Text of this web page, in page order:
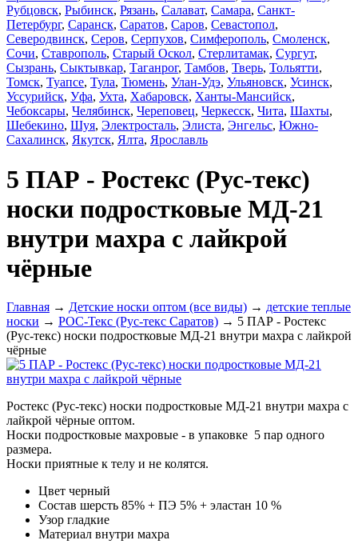
Рубцовск, Рыбинск, Рязань, Салават, Самара, Санкт-
Петербург, Саранск, Саратов, Саров, Севастопол,
Северодвинск, Серов, Серпухов, Симферополь, Смоленск,
Сочи, Ставрополь, Старый Оскол, Стерлитамак, Сургут,
Сызрань, Сыктывкар, Таганрог, Тамбов, Тверь, Тольятти,
Томск, Туапсе, Тула, Тюмень, Улан-Удэ, Ульяновск, Усинск,
Уссурийск, Уфа, Ухта, Хабаровск, Ханты-Мансийск,
Чебоксары, Челябинск, Череповец, Черкесск, Чита, Шахты,
Шебекино, Шуя, Электросталь, Элиста, Энгельс, Южно-
Сахалинск, Якутск, Ялта, Ярославль
5 ПАР - Ростекс (Рус-текс)
носки подростковые МД-21
внутри махра с лайкрой
чёрные
Главная → Детские носки оптом (все виды) → детские теплые
носки → РОС-Текс (Рус-текс Саратов) → 5 ПАР - Ростекс
(Рус-текс) носки подростковые МД-21 внутри махра с лайкрой
чёрные
Ростекс (Рус-текс) носки подростковые МД-21 внутри махра с
лайкрой чёрные оптом.
Носки подростковые махровые - в упаковке 5 пар одного
размера.
Носки приятные к телу и не колятся.
Цвет черный
Состав шерсть 85% + ПЭ 5% + эластан 10 %
Узор гладкие
Материал внутри махра